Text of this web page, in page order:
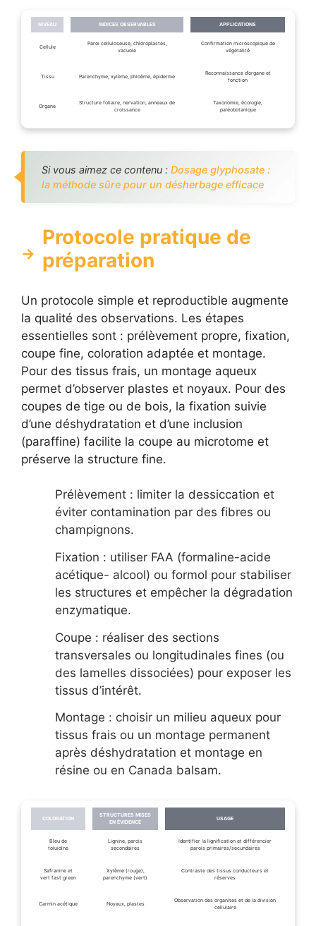
NIVEAU INDICES OBSERVABLES APPLICATIONS
Cellule
Paroi celluloseuse, chloroplastes,
vacuole
Confirmation microscopique de
végétalité
Tissu Parenchyme, xylème, phloème, épiderme
Reconnaissance d’organe et
fonction
Organe
Structure foliaire, nervation, anneaux de
croissance
Taxonomie, écologie,
paléobotanique
Si vous aimez ce contenu : Dosage glyphosate :
la méthode sûre pour un désherbage efficace
Protocole pratique de
préparation
Un protocole simple et reproductible augmente
la qualité des observations. Les étapes
essentielles sont : prélèvement propre, fixation,
coupe fine, coloration adaptée et montage.
Pour des tissus frais, un montage aqueux
permet d’observer plastes et noyaux. Pour des
coupes de tige ou de bois, la fixation suivie
d’une déshydratation et d’une inclusion
(paraffine) facilite la coupe au microtome et
préserve la structure fine.
Prélèvement : limiter la dessiccation et
éviter contamination par des fibres ou
champignons.
Fixation : utiliser FAA (formaline-acide
acétique- alcool) ou formol pour stabiliser
les structures et empêcher la dégradation
enzymatique.
Coupe : réaliser des sections
transversales ou longitudinales fines (ou
des lamelles dissociées) pour exposer les
tissus d’intérêt.
Montage : choisir un milieu aqueux pour
tissus frais ou un montage permanent
après déshydratation et montage en
résine ou en Canada balsam.
COLORATION
STRUCTURES MISES
EN ÉVIDENCE
USAGE
Bleu de
toluidine
Lignine, parois
secondaires
Identifier la lignification et différencier
parois primaires/secundaires
Safranine et
vert fast green
Xylème (rouge),
parenchyme (vert)
Contraste des tissus conducteurs et
réserves
Carmin acétique Noyaux, plastes
Observation des organites et de la division
cellulaire